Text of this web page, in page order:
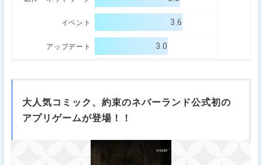
イベント 3.6
アップデート 3.0
大人気コミック、約束のネバーランド公式初の
アプリゲームが登場！！